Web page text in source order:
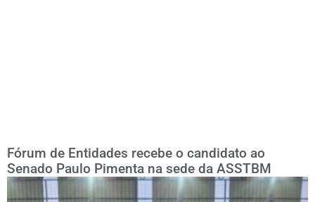
Fórum de Entidades recebe o candidato ao
Senado Paulo Pimenta na sede da ASSTBM